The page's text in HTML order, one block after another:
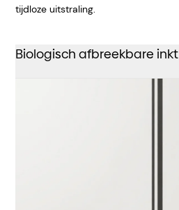
tijdloze uitstraling.
Biologisch afbreekbare inkt